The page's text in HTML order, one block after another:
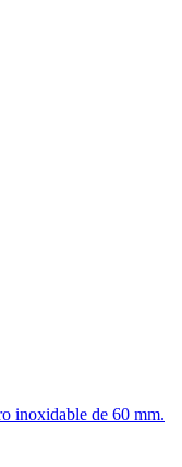
inoxidable de 60 mm.